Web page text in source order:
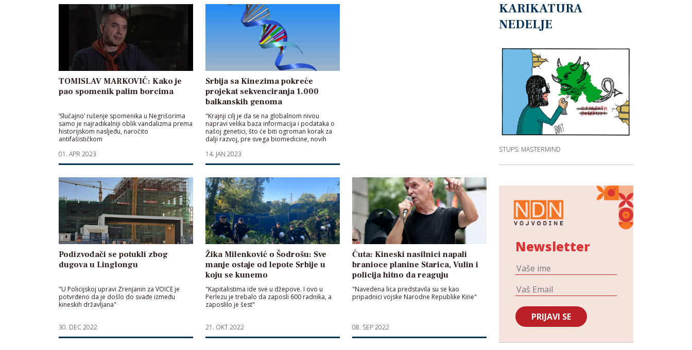
TOMISLAV MARKOVIĆ: Kako je
pao spomenik palim borcima
‘Slučajno’ rušenje spomenika u Negrišorima
samo je najradikalniji oblik vandalizma prema
historijskom nasljeđu, naročito
antifašističkom
01. APR 2023
Srbija sa Kinezima pokreće
projekat sekvenciranja 1.000
balkanskih genoma
"Krajnji cilj je da se na globalnom nivou
napravi velika baza informacija i podataka o
našoj genetici, što će biti ogroman korak za
dalji razvoj, pre svega biomedicine, novih
14. JAN 2023
Podizvođači se potukli zbog
dugova u Linglongu
"U Policijskoj upravi Zrenjanin za VOICE je
potvrđeno da je došlo do svađe između
kineskih državljana"
30. DEC 2022
Žika Milenković o Šodrošu: Sve
manje ostaje od lepote Srbije u
koju se kunemo
"Kapitalistima ide sve u džepove. I ovo u
Perlezu je trebalo da zaposli 600 radnika, a
zaposlilo je šest"
21. OKT 2022
Ćuta: Kineski nasilnici napali
branioce planine Starica, Vulin i
policija hitno da reaguju
"Navedena lica predstavila su se kao
pripadnici vojske Narodne Republike Kine"
08. SEP 2022
KARIKATURA
NEDELJE
STUPS: MASTERMIND
Newsletter